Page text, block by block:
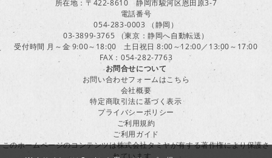
所在地：〒422-8610 静岡市駿河区恩田原3-7
電話番号
054-283-0003 （静岡）
03-3899-3765 （東京：静岡へ自動転送）
受付時間 月～金 9:00～18:00 土日祝日 8:00～12:00／13:00～17:00
FAX：054-282-7763
お問合せについて
お問い合わせフォームはこちら
会社概要
特定商取引法に基づく表示
プライバシーポリシー
ご利用規約
ご利用ガイド
このホームページのコンテンツは株式会社タミヤが有する著作権により保護さ
れています。